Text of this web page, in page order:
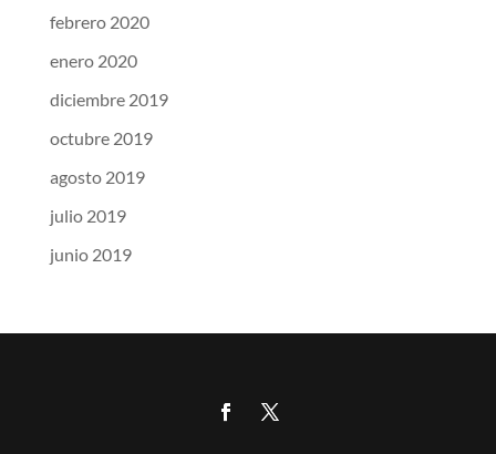
febrero 2020
enero 2020
diciembre 2019
octubre 2019
agosto 2019
julio 2019
junio 2019